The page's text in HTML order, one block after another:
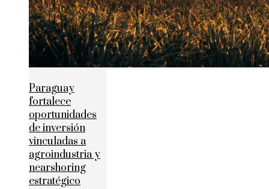
Paraguay
fortalece
oportunidades
de inversión
vinculadas a
agroindustria y
nearshoring
estratégico